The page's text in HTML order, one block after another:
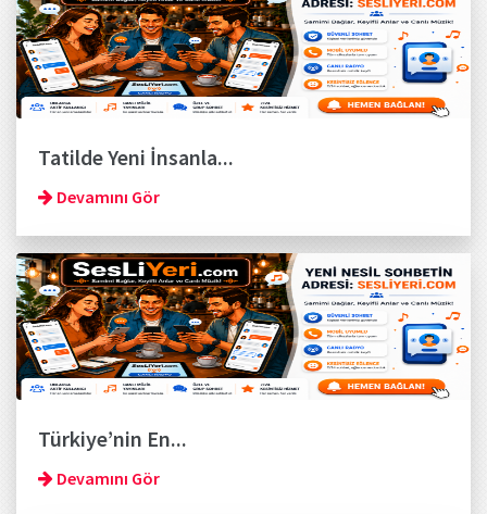
Tatilde Yeni İnsanla...
Devamını Gör
Türkiye’nin En...
Devamını Gör